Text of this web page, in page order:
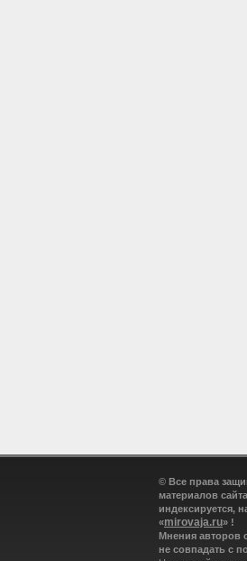
© Все права
материалов
индексируется,
«mirovaja.ru» !
Мнения авторов
не совпадать с